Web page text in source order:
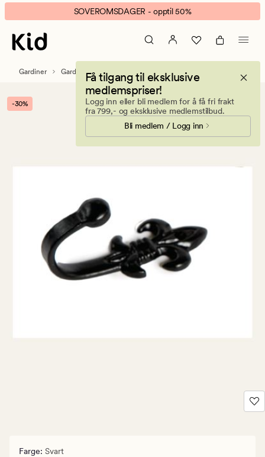
Lilje
liten
veggkrok
svart
banner.
Klikk
ESCAPE
pause.
SOVEROMSDAGER - opptil 50%
Få tilgang til eksklusive
medlemspriser!
Logg inn eller bli medlem for å få fri frakt
fra 799,- og eksklusive medlemstilbud.
Bli medlem / Logg inn
Gardiner Gardintilbehør Gardinstenger & tilbehør
-30%
Farge: Svart